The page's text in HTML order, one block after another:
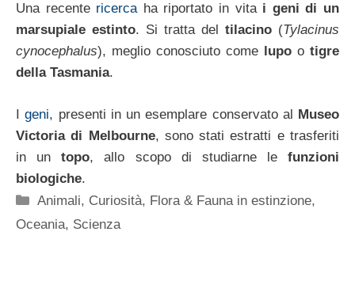
Una recente ricercaha riportato in vita i geni di un
marsupiale estinto. Si tratta del tilacino (Tylacinus
cynocephalus), meglio conosciuto come lupo o tigre
della Tasmania.
Igeni, presenti in un esemplare conservato al Museo
Victoria di Melbourne, sono stati estratti e trasferiti
in untopo, allo scopo di studiarne le funzioni
biologiche.
Categorie
Animali, Curiosità, Flora & Fauna in estinzione,
Oceania, Scienza